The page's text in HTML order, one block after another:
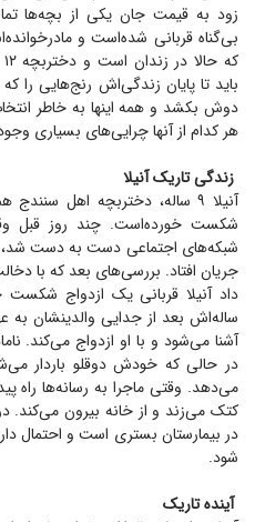
زود به قیمت جان یکی از بچه‌ها
بی‌گناه قربانی شده‌است و
باید تا پایان زندگی‌اش رنج‌هایی را
دوش بکشد و همه اینها به خاطر
هر کدام از آنها چرایی‌های بسیاری
زندگی تاریک آنیلا
آنیلا ۹ ساله، دختربچه اهل
شکست خورده‌است. چند روز قبل
شبکه‌های اجتماعی دست به دست شد،
جریان افتاد. بررسی‌های بعد که با
ساله‌اش بعد از جدایی والدینشان به
آشنا می‌شود و با او ازدواج می‌کند.
در حالی که خودش دوقلو باردار
می‌دهد. وقتی ماجرا به رسانه‌ها راه
کتک می‌زند و از خانه بیرون می‌کند.
در بیمارستان بستری است و احتمال
شود.
آینده تاریک